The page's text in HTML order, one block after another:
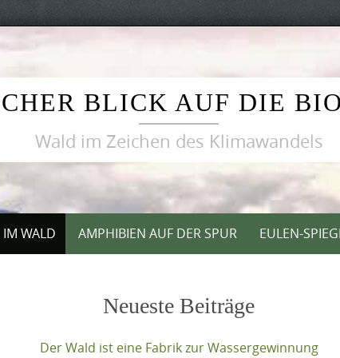
BLICK AUF DIE
Wald im Zeichen des Klimawandels
IM WALD AMPHIBIEN AUF DER SPUR EULEN-
Neueste Beiträge
Der Wald ist eine Fabrik zur Wassergewinnung